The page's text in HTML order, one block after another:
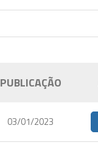
PUBLICAÇÃO
03/01/2023